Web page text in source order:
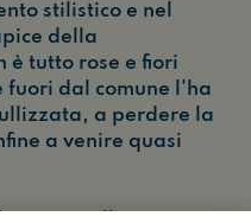
stilistico e nel
della
è tutto rose e fiori
fuori dal comune l'ha
a perdere la
a venire quasi